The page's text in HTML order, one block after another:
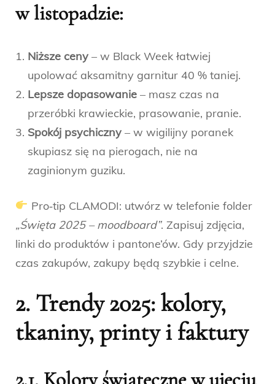
w listopadzie:
Niższe ceny – w Black Week łatwiej
upolować aksamitny garnitur 40 % taniej.
Lepsze dopasowanie – masz czas na
przeróbki krawieckie, prasowanie, pranie.
Spokój psychiczny – w wigilijny poranek
skupiasz się na pierogach, nie na
zaginionym guziku.
Pro‑tip CLAMODI: utwórz w telefonie folder
„Święta 2025 – moodboard”. Zapisuj zdjęcia,
linki do produktów i pantone’ów. Gdy przyjdzie
czas zakupów, zakupy będą szybkie i celne.
2. Trendy 2025: kolory,
tkaniny, printy i faktury